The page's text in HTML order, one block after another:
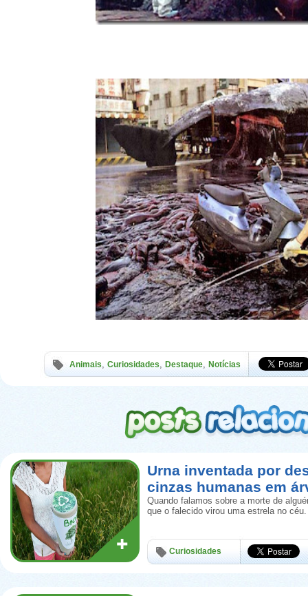
Animais, Curiosidades, Destaque, Notícias
Urna inventada por
cinzas humanas em
Quando falamos sobre a morte de
que o falecido virou uma estrela no
Curiosidades